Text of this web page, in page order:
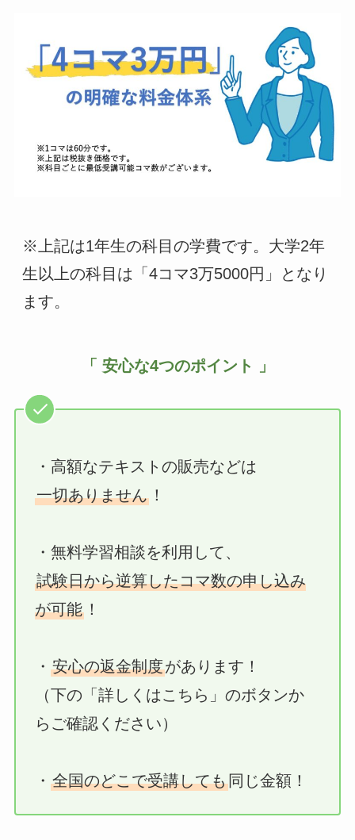
※上記は1年生の科目の学費です。大学2年
生以上の科目は「4コマ3万5000円」となり
ます。
「 安心な4つのポイント 」
・高額なテキストの販売などは
一切ありません ！
・無料学習相談を利用して、
試験日から逆算したコマ数の申し込み
が可能 ！
・安心の返金制度があります！
（下の「詳しくはこちら」のボタンか
らご確認ください）
・全国のどこで受講しても 同じ金額！